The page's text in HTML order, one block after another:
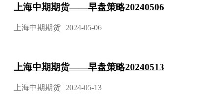
上海中期期货——早盘策略20240506
上海中期期货 2024-05-06
上海中期期货——早盘策略20240513
上海中期期货 2024-05-13